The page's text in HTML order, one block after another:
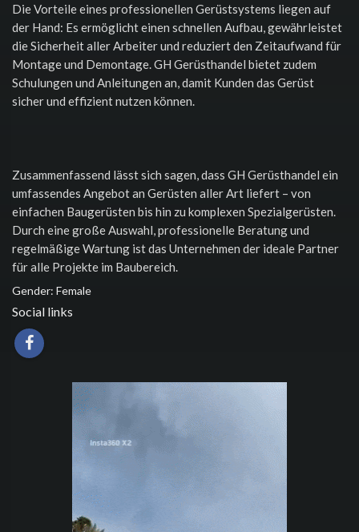
Die Vorteile eines professionellen Gerüstsystems liegen auf
der Hand: Es ermöglicht einen schnellen Aufbau, gewährleistet
die Sicherheit aller Arbeiter und reduziert den Zeitaufwand für
Montage und Demontage. GH Gerüsthandel bietet zudem
Schulungen und Anleitungen an, damit Kunden das Gerüst
sicher und effizient nutzen können.
Zusammenfassend lässt sich sagen, dass GH Gerüsthandel ein
umfassendes Angebot an Gerüsten aller Art liefert – von
einfachen Baugerüsten bis hin zu komplexen Spezialgerüsten.
Durch eine große Auswahl, professionelle Beratung und
regelmäßige Wartung ist das Unternehmen der ideale Partner
für alle Projekte im Baubereich.
Gender: Female
Social links